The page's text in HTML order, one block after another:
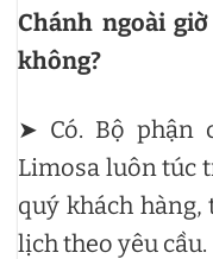
Chánh ngoài
không?
➤ Có. Bộ phận
Limosa luôn túc
quý khách
lịch theo yêu cầu.